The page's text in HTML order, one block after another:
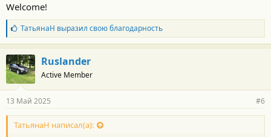
с
т
и
:
Welcome!
Б
л
а
г
о
д
а
н
о
с
ТатьянаН выразил свою благодарность
Ruslander
Active Member
13 Май 2025 #6
ТатьянаН написал(а):